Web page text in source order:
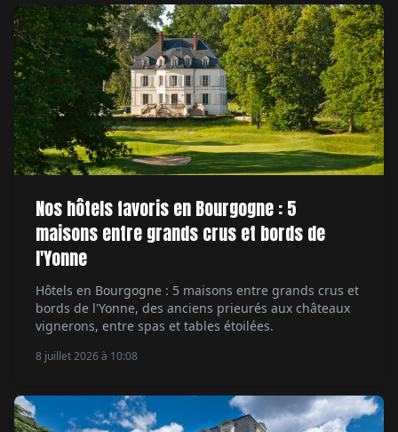
Nos hôtels favoris en Bourgogne : 5
maisons entre grands crus et bords de
l'Yonne
Hôtels en Bourgogne : 5 maisons entre grands crus et
bords de l'Yonne, des anciens prieurés aux châteaux
vignerons, entre spas et tables étoilées.
8 juillet 2026 à 10:08